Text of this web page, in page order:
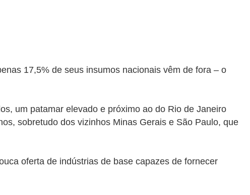
17,5% de seus insumos nacionais vêm de fora – o
um patamar elevado e próximo ao do Rio de Janeiro
sobretudo dos vizinhos Minas Gerais e São Paulo, que
oferta de indústrias de base capazes de fornecer